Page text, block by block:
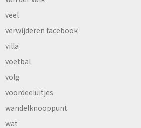
veel
verwijderen facebook
villa
voetbal
volg
voordeeluitjes
wandelknooppunt
wat